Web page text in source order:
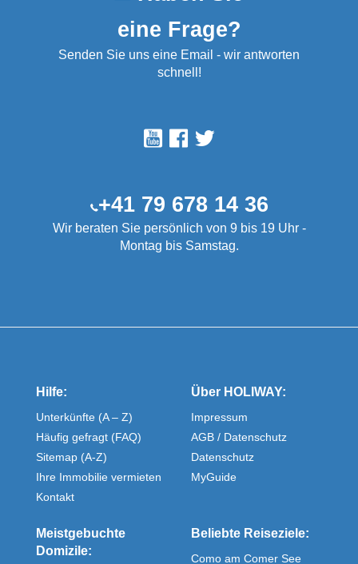
eine Frage?
Senden Sie uns eine Email - wir antworten
schnell!
+41 79 678 14 36
Wir beraten Sie persönlich von 9 bis 19 Uhr -
Montag bis Samstag.
Hilfe:
Unterkünfte (A – Z)
Häufig gefragt (FAQ)
Sitemap (A-Z)
Ihre Immobilie vermieten
Kontakt
Über HOLIWAY:
Impressum
AGB / Datenschutz
Datenschutz
MyGuide
Meistgebuchte
Domizile:
Beliebte Reiseziele:
Como am Comer See